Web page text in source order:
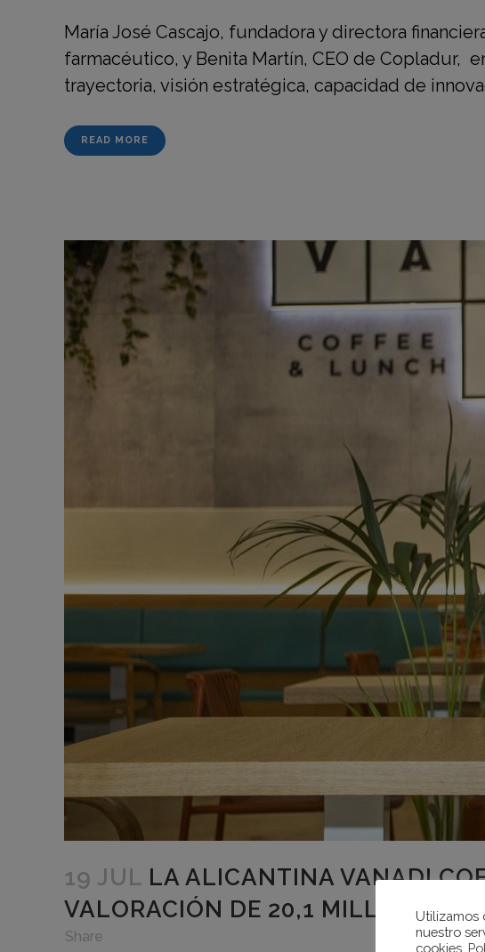
María José Cascajo, fundadora y directora
farmacéutico, y Benita Martín, CEO de Copladur,
trayectoria, visión estratégica, capacidad de
READ MORE
19 JUL LA ALICANTINA VANADI
VALORACIÓN DE 20,1 MILLONES
Share
Utilizamos
nuestro
cookies.